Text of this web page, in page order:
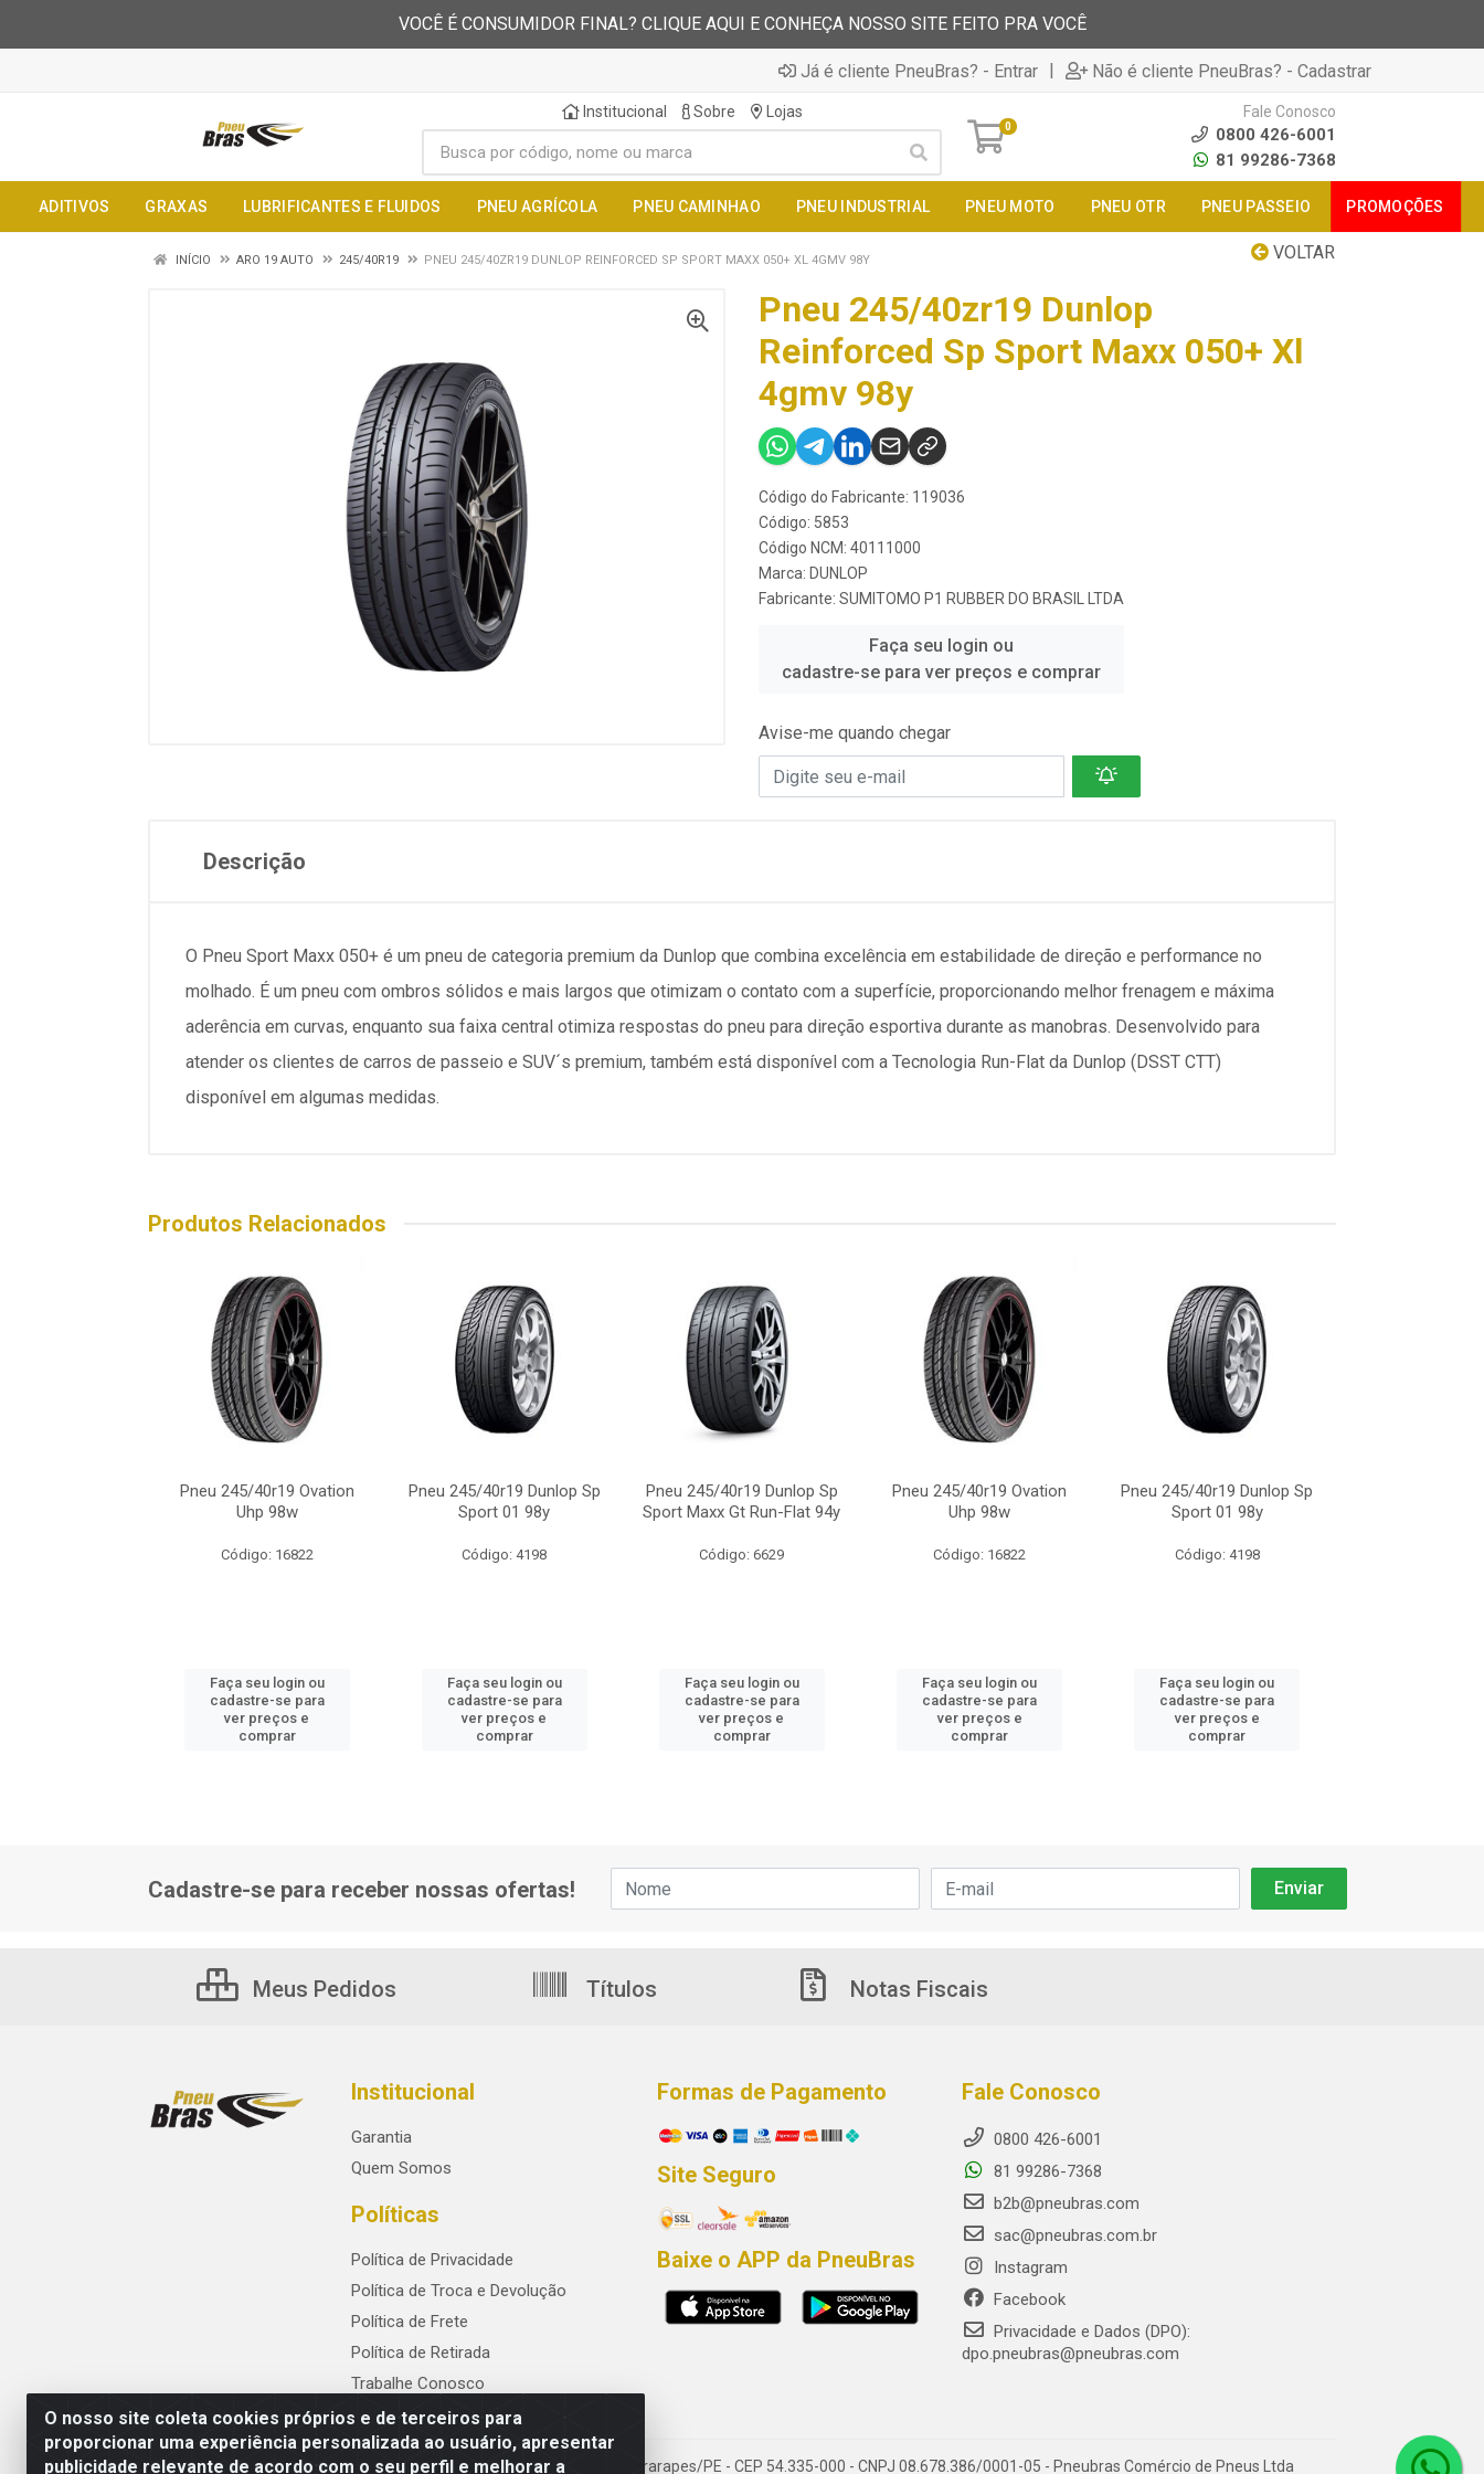
VOCÊ É CONSUMIDOR FINAL? CLIQUE AQUI E CONHEÇA NOSSO SITE FEITO PRA VOCÊ
Já é cliente PneuBras? - Entrar | Não é cliente PneuBras? - Cadastrar
Institucional Sobre Lojas
0
Fale Conosco
0800 426-6001
81 99286-7368
ADITIVOS GRAXAS LUBRIFICANTES E FLUIDOS PNEU AGRÍCOLA PNEU CAMINHAO PNEU INDUSTRIAL PNEU MOTO PNEU OTR PNEU PASSEIO PROMOÇÕES
VOLTAR
INÍCIO ARO 19 AUTO 245/40R19 PNEU 245/40ZR19 DUNLOP REINFORCED SP SPORT MAXX 050+ XL 4GMV 98Y
Pneu 245/40zr19 Dunlop
Reinforced Sp Sport Maxx 050+ Xl
4gmv 98y
Código do Fabricante: 119036
Código: 5853
Código NCM: 40111000
Marca: DUNLOP
Fabricante: SUMITOMO P1 RUBBER DO BRASIL LTDA
Faça seu login ou
cadastre-se para ver preços e comprar
Avise-me quando chegar
Descrição
O Pneu Sport Maxx 050+ é um pneu de categoria premium da Dunlop que combina excelência em estabilidade de direção e performance no
molhado. É um pneu com ombros sólidos e mais largos que otimizam o contato com a superfície, proporcionando melhor frenagem e máxima
aderência em curvas, enquanto sua faixa central otimiza respostas do pneu para direção esportiva durante as manobras. Desenvolvido para
atender os clientes de carros de passeio e SUV´s premium, também está disponível com a Tecnologia Run-Flat da Dunlop (DSST CTT)
disponível em algumas medidas.
Produtos Relacionados
Pneu 245/40r19 Ovation
Uhp 98w
Código: 16822
Faça seu login ou
cadastre-se para
ver preços e
comprar
Pneu 245/40r19 Dunlop Sp
Sport 01 98y
Código: 4198
Faça seu login ou
cadastre-se para
ver preços e
comprar
Pneu 245/40r19 Dunlop Sp
Sport Maxx Gt Run-Flat 94y
Código: 6629
Faça seu login ou
cadastre-se para
ver preços e
comprar
Pneu 245/40r19 Ovation
Uhp 98w
Código: 16822
Faça seu login ou
cadastre-se para
ver preços e
comprar
Pneu 245/40r19 Dunlop Sp
Sport 01 98y
Código: 4198
Faça seu login ou
cadastre-se para
ver preços e
comprar
O nosso site coleta cookies próprios e de terceiros para
proporcionar uma experiência personalizada ao usuário, apresentar
publicidade relevante de acordo com o seu perfil e melhorar a
Cadastre-se para receber nossas ofertas!
Meus Pedidos Títulos Notas Fiscais
Institucional
Garantia
Quem Somos
Políticas
Política de Privacidade
Política de Troca e Devolução
Política de Frete
Política de Retirada
Trabalhe Conosco
Formas de Pagamento
Site Seguro
Baixe o APP da PneuBras
Fale Conosco
0800 426-6001
81 99286-7368
b2b@pneubras.com
sac@pneubras.com.br
Instagram
Facebook
Privacidade e Dados (DPO):
dpo.pneubras@pneubras.com
PneuBras - Rodovia BR-101, KM 82 - Prazeres, Jaboatão dos Guararapes/PE - CEP 54.335-000 - CNPJ 08.678.386/0001-05 - Pneubras Comércio de Pneus Ltda